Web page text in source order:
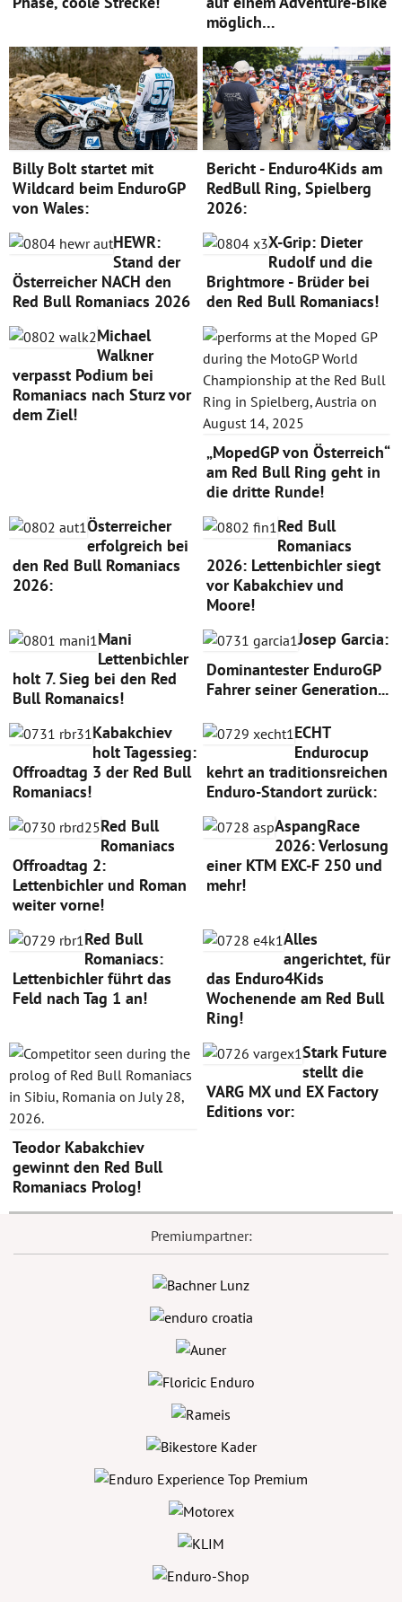
möglich…
Billy Bolt startet mit
Wildcard beim EnduroGP
von Wales:
Bericht - Enduro4Kids am
RedBull Ring, Spielberg
2026:
HEWR:
Stand der
Österreicher NACH den
Red Bull Romaniacs 2026
X-Grip: Dieter
Rudolf und die
Brightmore - Brüder bei
den Red Bull Romaniacs!
Michael
Walkner
verpasst Podium bei
Romaniacs nach Sturz vor
dem Ziel!
„MopedGP von Österreich“
am Red Bull Ring geht in
die dritte Runde!
Österreicher
erfolgreich bei
den Red Bull Romaniacs
2026:
Red Bull
Romaniacs
2026: Lettenbichler siegt
vor Kabakchiev und
Moore!
Mani
Lettenbichler
holt 7. Sieg bei den Red
Bull Romanaics!
Josep Garcia:
Dominantester EnduroGP
Fahrer seiner Generation...
Kabakchiev
holt Tagessieg:
Offroadtag 3 der Red Bull
Romaniacs!
ECHT
Endurocup
kehrt an traditionsreichen
Enduro-Standort zurück:
Red Bull
Romaniacs
Offroadtag 2:
Lettenbichler und Roman
weiter vorne!
AspangRace
2026: Verlosung
einer KTM EXC-F 250 und
mehr!
Red Bull
Romaniacs:
Lettenbichler führt das
Feld nach Tag 1 an!
Alles
angerichtet, für
das Enduro4Kids
Wochenende am Red Bull
Ring!
Teodor Kabakchiev
gewinnt den Red Bull
Romaniacs Prolog!
Stark Future
stellt die
VARG MX und EX Factory
Editions vor:
Premiumpartner: